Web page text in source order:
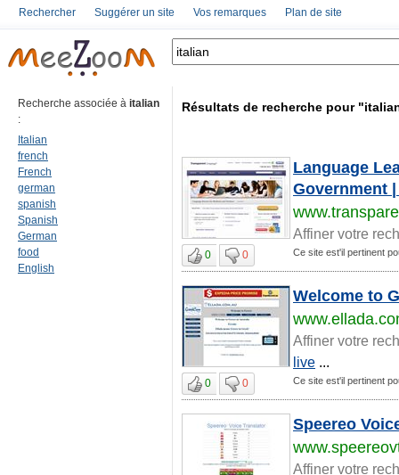
Rechercher Suggérer un site Vos remarques Plan de site
Recherche associée à italian
:
Italian
french
French
german
spanish
Spanish
German
food
English
Résultats de recherche pour
Language
Government
Affiner votre
0 0 Ce site est'il pertinent
Welcome to
Affiner votre
live ...
0 0 Ce site est'il pertinent
Speereo
Affiner votre